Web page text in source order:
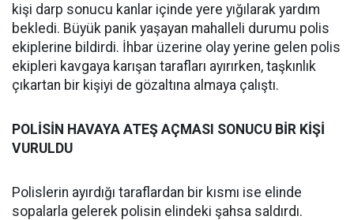
kişi darp sonucu kanlar içinde yere yığılarak yardım
bekledi. Büyük panik yaşayan mahalleli durumu polis
ekiplerine bildirdi. İhbar üzerine olay yerine gelen polis
ekipleri kavgaya karışan tarafları ayırırken, taşkınlık
çıkartan bir kişiyi de gözaltına almaya çalıştı.
POLİSİN HAVAYA ATEŞ AÇMASI SONUCU BİR KİŞİ
VURULDU
Polislerin ayırdığı taraflardan bir kısmı ise elinde
sopalarla gelerek polisin elindeki şahsa saldırdı.